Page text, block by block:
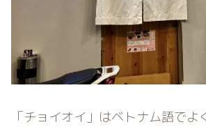
「チョイオイ」はベトナム語で